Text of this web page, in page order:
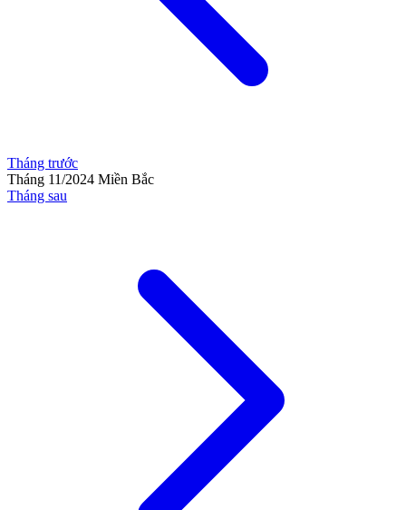
Tháng trước
Tháng 11/2024 Miền Bắc
Tháng sau